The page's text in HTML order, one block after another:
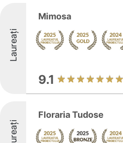
Laureați
Mimosa
9.1
Laureați
Floraria Tudose